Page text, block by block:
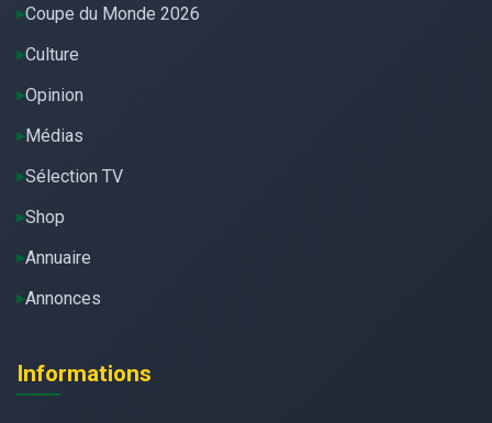
Coupe du Monde 2026
Culture
Opinion
Médias
Sélection TV
Shop
Annuaire
Annonces
Informations